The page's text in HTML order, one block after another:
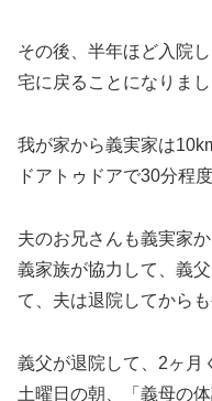
その後、半年ほど入院
宅に戻ることになりまし
我が家から義実家は
ドアトゥドアで30分程
夫のお兄さんも義実家
義家族が協力して、義
て、夫は退院してから
義父が退院して、2ヶ月
土曜日の朝、「義母の